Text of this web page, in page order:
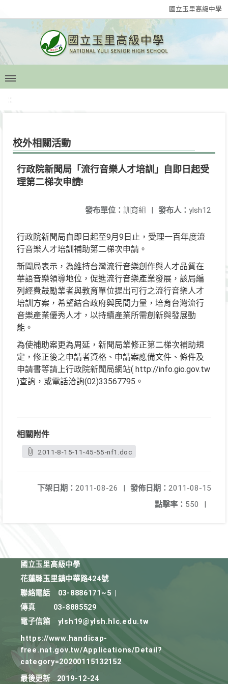
國立玉里高級中學
:::
校外相關活動
行政院新聞局「流行音樂人才培訓」自即日起受
理第二梯次申請!
發布人： ylsh12
發布單位： 訓育組 |
行政院新聞局自即日起至9月9日止，受理一百年度流
行音樂人才培訓補助第二梯次申請。
新聞局表示，為維持台灣流行音樂創作與人才品質在
華語音樂領導地位，促進流行音樂產業發展，該局編
列經費鼓勵業者與教育單位提出可行之流行音樂人才
培訓方案，希望結合政府與民間力量，培育台灣流行
音樂產業優秀人才，以持續產業所需創新與發展動
能。
為使補助案更為周延，新聞局業修正第二梯次補助規
定，修正後之申請者資格、申請案應備文件、條件及
申請書等請上行政院新聞局網站( http://info.gio.gov.tw
)查詢，或電話洽詢(02)33567795。
相關附件
2011-8-15-11-45-55-nf1.doc
發佈日期： 2011-08-15
下架日期： 2011-08-26
|
點擊率： 550 |
國立玉里高級中學
花蓮縣玉里鎮中華路424號
聯絡電話
03-8886171~5
傳真
03-8885529
電子信箱
ylsh19@ylsh.hlc.edu.tw
https://www.handicap-
free.nat.gov.tw/Applications/Detail?
category=20200115132152
最後更新
2019-12-24